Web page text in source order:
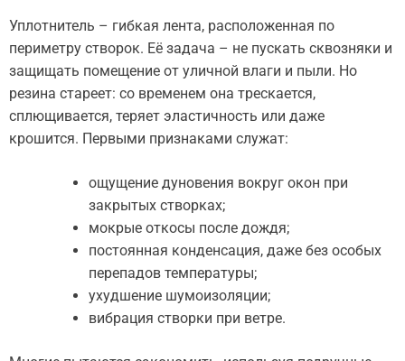
Уплотнитель – гибкая лента, расположенная по
периметру створок. Её задача – не пускать сквозняки и
защищать помещение от уличной влаги и пыли. Но
резина стареет: со временем она трескается,
сплющивается, теряет эластичность или даже
крошится. Первыми признаками служат:
ощущение дуновения вокруг окон при
закрытых створках;
мокрые откосы после дождя;
постоянная конденсация, даже без особых
перепадов температуры;
ухудшение шумоизоляции;
вибрация створки при ветре.